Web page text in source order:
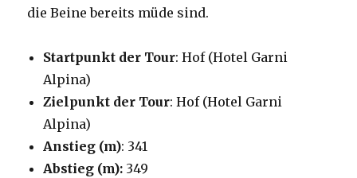
die Beine bereits müde sind.
Startpunkt der Tour: Hof (Hotel Garni
Alpina)
Zielpunkt der Tour: Hof (Hotel Garni
Alpina)
Anstieg (m): 341
Abstieg (m): 349